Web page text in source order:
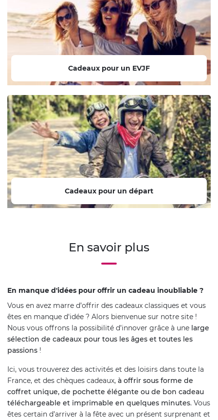
Cadeaux pour un EVJF
Cadeaux pour un départ
En savoir plus
En manque d'idées pour offrir un cadeau inoubliable ?
Vous en avez marre d’offrir des cadeaux classiques et vous
êtes en manque d'idée ? Alors bienvenue sur notre site !
Nous vous offrons la possibilité d’innover grâce à une large
sélection de cadeaux pour tous les âges et toutes les
passions !
Ici, vous trouverez des activités et des loisirs dans toute la
France, et des chèques cadeaux, à offrir sous forme de
coffret unique, de pochette élégante ou de bon cadeau
téléchargeable et imprimable en quelques minutes. Vous
êtes certain d’arriver à la fête avec un présent surprenant et